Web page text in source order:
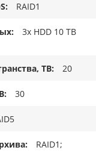
RAID1
3x HDD 10 TB
TB 20
30
RAID1;